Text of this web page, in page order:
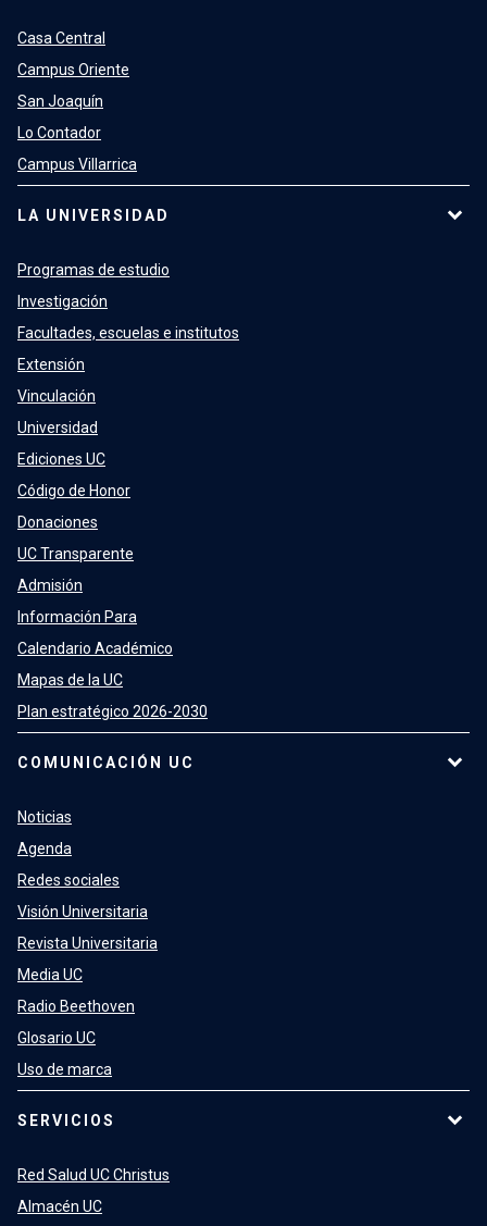
Casa Central
Campus Oriente
San Joaquín
Lo Contador
Campus Villarrica
LA UNIVERSIDAD
Programas de estudio
Investigación
Facultades, escuelas e institutos
Extensión
Vinculación
Universidad
Ediciones UC
Código de Honor
Donaciones
UC Transparente
Admisión
Información Para
Calendario Académico
Mapas de la UC
Plan estratégico 2026-2030
COMUNICACIÓN UC
Noticias
Agenda
Redes sociales
Visión Universitaria
Revista Universitaria
Media UC
Radio Beethoven
Glosario UC
Uso de marca
SERVICIOS
Red Salud UC Christus
Almacén UC